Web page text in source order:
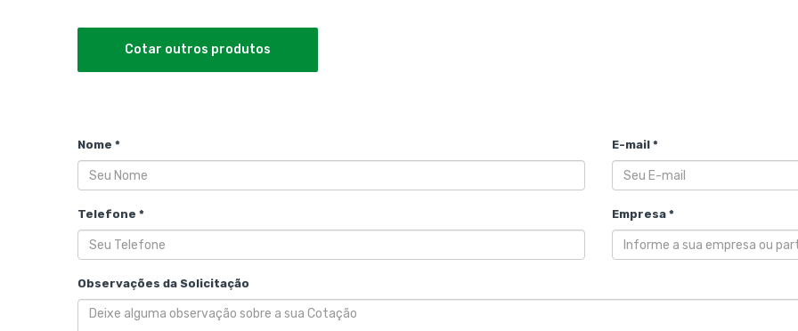
Cotar outros produtos
Nome * E-mail *
Telefone * Empresa *
Observações da Solicitação